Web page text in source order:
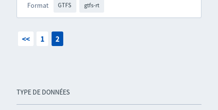
TYPE DE DONNÉES
Format GTFS gtfs-rt
<< 1 2